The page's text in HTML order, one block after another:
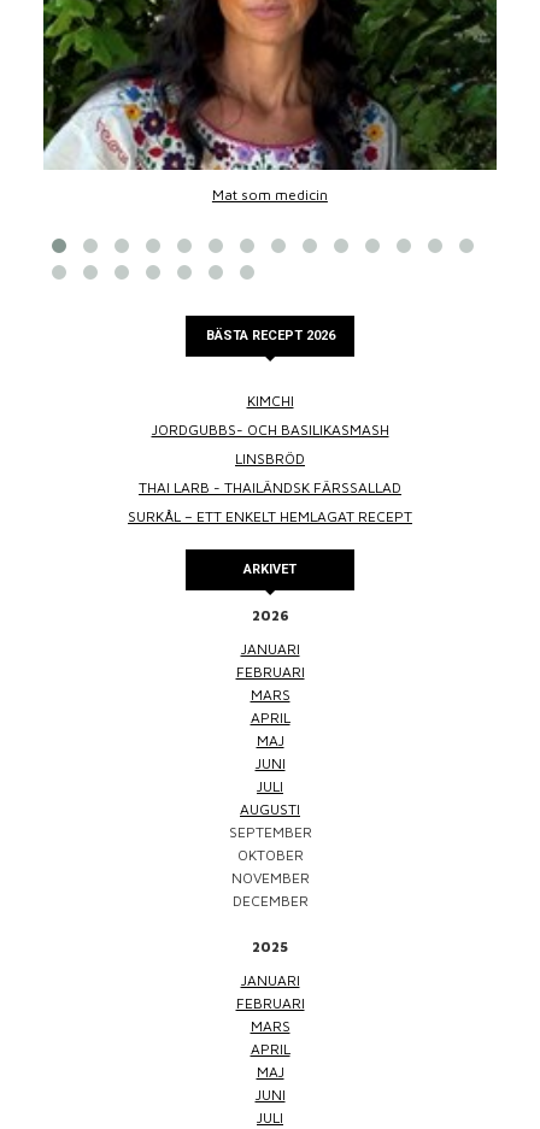
Mat som medicin
BÄSTA RECEPT 2026
KIMCHI
JORDGUBBS- OCH BASILIKASMASH
LINSBRÖD
THAI LARB - THAILÄNDSK FÄRSSALLAD
SURKÅL – ETT ENKELT HEMLAGAT RECEPT
ARKIVET
2026
JANUARI
FEBRUARI
MARS
APRIL
MAJ
JUNI
JULI
AUGUSTI
SEPTEMBER
OKTOBER
NOVEMBER
DECEMBER
2025
JANUARI
FEBRUARI
MARS
APRIL
MAJ
JUNI
JULI